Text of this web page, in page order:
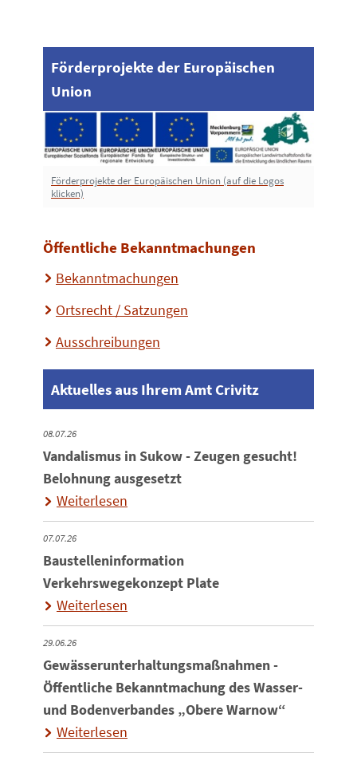
Förderprojekte der Europäischen
Union
Förderprojekte der Europäischen Union (auf die Logos
klicken)
Öffentliche Bekanntmachungen
Bekanntmachungen
Ortsrecht / Satzungen
Ausschreibungen
Aktuelles aus Ihrem Amt Crivitz
08.07.26
Vandalismus in Sukow - Zeugen gesucht!
Belohnung ausgesetzt
Weiterlesen
07.07.26
Baustelleninformation
Verkehrswegekonzept Plate
Weiterlesen
29.06.26
Gewässerunterhaltungsmaßnahmen -
Öffentliche Bekanntmachung des Wasser-
und Bodenverbandes „Obere Warnow“
Weiterlesen